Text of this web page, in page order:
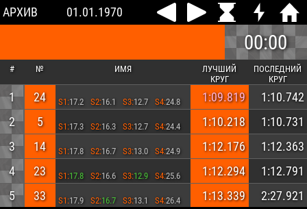
АРХИВ 01.01.1970
00:00
# № ИМЯ
ЛУЧШИЙ
КРУГ
ПОСЛЕДНИЙ
КРУГ
1 24 S1:17.2 S2:16.1 S3:12.7 S4:24.8 1:09.819
1:10.742
2
5 S1:17.3 S2:16.3 S3:12.7 S4:24.4 1:10.218
1:10.731
3
14 S1:17.8 S2:16.7 S3:13.0 S4:24.9 1:12.176
1:12.363
4
23 S1:17.8 S2:16.6 S3:12.9 S4:25.6 1:12.294
1:12.791
5
33 S1:17.9 S2:16.7 S3:13.1 S4:26.4 1:13.339 2:27.921